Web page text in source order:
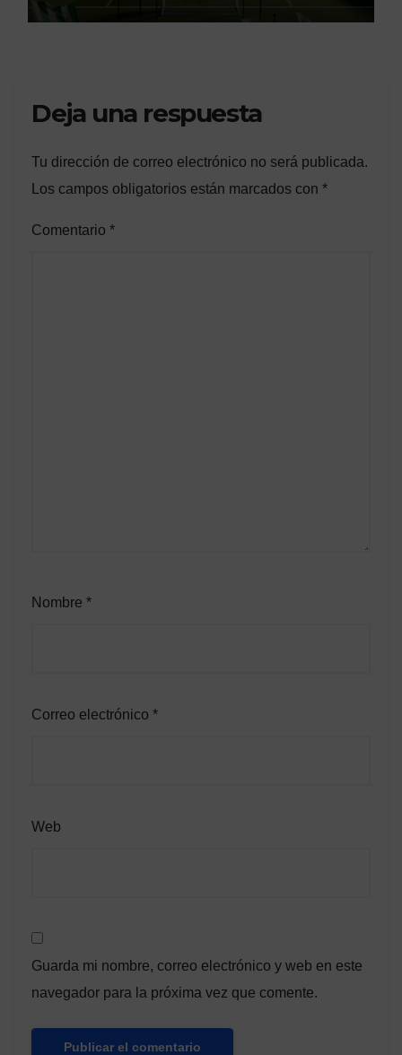
Deja una respuesta
Tu dirección de correo electrónico no será publicada.
Los campos obligatorios están marcados con *
Comentario *
Nombre *
Correo electrónico *
Web
Guarda mi nombre, correo electrónico y web en este
navegador para la próxima vez que comente.